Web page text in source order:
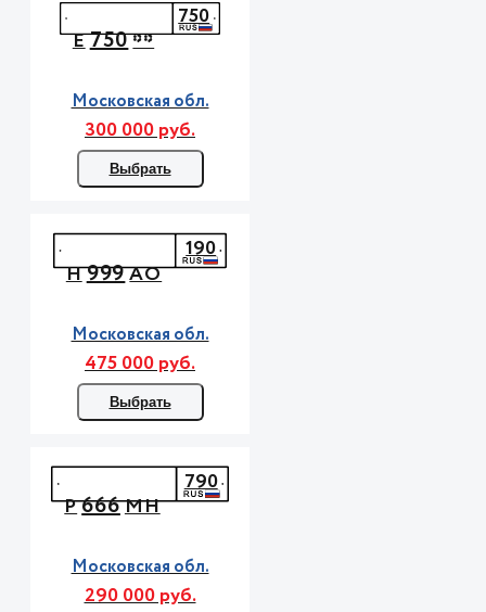
Е750**
750
Московская обл.
300 000 руб.
Выбрать
Н999АО
190
Московская обл.
475 000 руб.
Выбрать
Р666МН
790
Московская обл.
290 000 руб.